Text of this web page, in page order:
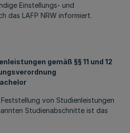
Einstellungs- und
das LAFP NRW informiert.
gemäß §§ 11 und 12
von Studienleistungen
Studienabschnitte ist das